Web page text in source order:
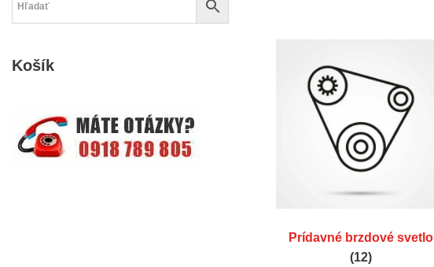
Košík
Prídavné brzdové svetlo
(12)